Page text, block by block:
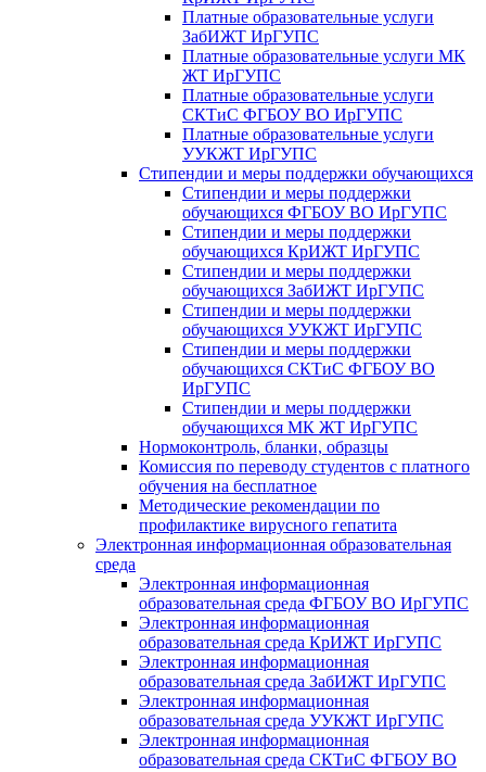
Платные образовательные услуги
ЗабИЖТ ИрГУПС
Платные образовательные услуги МК
ЖТ ИрГУПС
Платные образовательные услуги
СКТиС ФГБОУ ВО ИрГУПС
Платные образовательные услуги
УУКЖТ ИрГУПС
Стипендии и меры поддержки обучающихся
Стипендии и меры поддержки
обучающихся ФГБОУ ВО ИрГУПС
Стипендии и меры поддержки
обучающихся КрИЖТ ИрГУПС
Стипендии и меры поддержки
обучающихся ЗабИЖТ ИрГУПС
Стипендии и меры поддержки
обучающихся УУКЖТ ИрГУПС
Стипендии и меры поддержки
обучающихся СКТиС ФГБОУ ВО
ИрГУПС
Стипендии и меры поддержки
обучающихся МК ЖТ ИрГУПС
Нормоконтроль, бланки, образцы
Комиссия по переводу студентов с платного
обучения на бесплатное
Методические рекомендации по
профилактике вирусного гепатита
Электронная информационная образовательная
среда
Электронная информационная
образовательная среда ФГБОУ ВО ИрГУПС
Электронная информационная
образовательная среда КрИЖТ ИрГУПС
Электронная информационная
образовательная среда ЗабИЖТ ИрГУПС
Электронная информационная
образовательная среда УУКЖТ ИрГУПС
Электронная информационная
образовательная среда СКТиС ФГБОУ ВО